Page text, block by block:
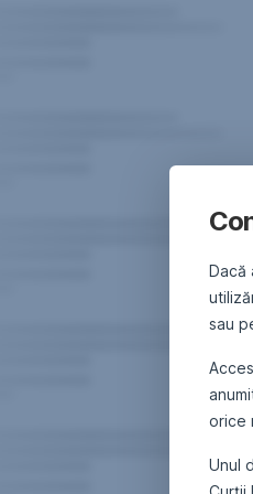
Dacă
sau
orice
Unul